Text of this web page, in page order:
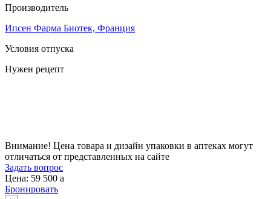
Производитель
Ипсен Фарма Биотек, Франция
Условия отпуска
Нужен рецепт
Внимание! Цена товара и дизайн упаковки в аптеках могут
отличаться от представленных на сайте
Задать вопрос
Цена: 59 500 a
Бронировать